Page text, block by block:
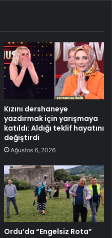
Kızını dershaneye
yazdırmak için yarışmaya
katıldı: Aldığı teklif hayatını
değiştirdi
Ağustos 6, 2026
Ordu’da “Engelsiz Rota”